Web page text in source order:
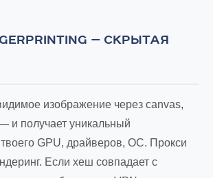
— СКРЫТАЯ
изображение через canvas,
и получает уникальный
GPU, драйверов, ОС. Прокси
Если хеш совпадает с